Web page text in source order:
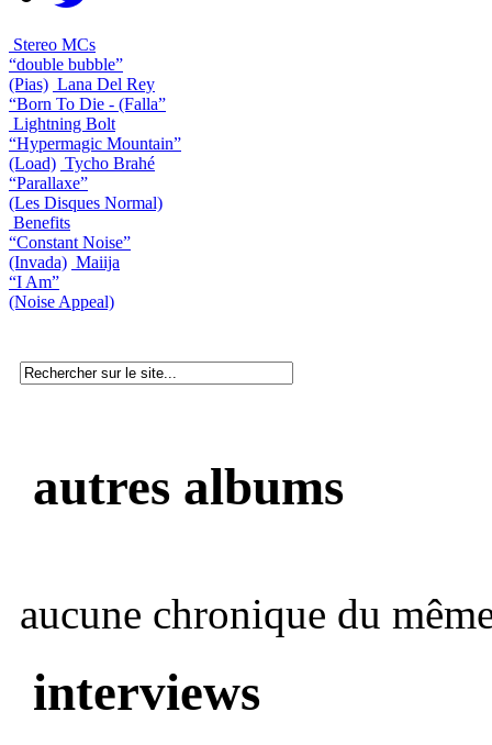
Stereo MCs
“double bubble”
(Pias) Lana Del Rey
“Born To Die - (Falla”
Lightning Bolt
“Hypermagic Mountain”
(Load) Tycho Brahé
“Parallaxe”
(Les Disques Normal)
Benefits
“Constant Noise”
(Invada) Maiija
“I Am”
(Noise Appeal)
autres albums
aucune chronique du
interviews